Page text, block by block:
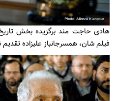
هادی حاجت مند برگزیده بخش
فیلم شان، همسرجانباز علیزاده تقدیم